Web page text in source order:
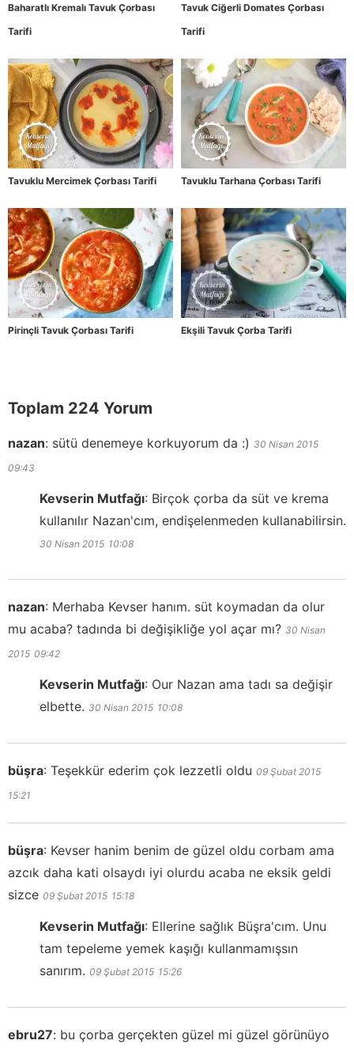
Baharatlı Kremalı Tavuk Çorbası
Tarifi
Tavuk Ciğerli Domates Çorbası
Tarifi
Tavuklu Mercimek Çorbası Tarifi Tavuklu Tarhana Çorbası Tarifi
Pirinçli Tavuk Çorbası Tarifi Ekşili Tavuk Çorba Tarifi
Toplam 224 Yorum
nazan: sütü denemeye korkuyorum da :) 30 Nisan 2015
09:43
Kevserin Mutfağı: Birçok çorba da süt ve krema
kullanılır Nazan'cım, endişelenmeden kullanabilirsin.
30 Nisan 2015 10:08
nazan: Merhaba Kevser hanım. süt koymadan da olur
mu acaba? tadında bi değişikliğe yol açar mı? 30 Nisan
2015 09:42
Kevserin Mutfağı: Our Nazan ama tadı sa değişir
elbette. 30 Nisan 2015 10:08
büşra: Teşekkür ederim çok lezzetli oldu 09 Şubat 2015
15:21
büşra: Kevser hanim benim de güzel oldu corbam ama
azcık daha kati olsaydı iyi olurdu acaba ne eksik geldi
sizce 09 Şubat 2015 15:18
Kevserin Mutfağı: Ellerine sağlık Büşra'cım. Unu
tam tepeleme yemek kaşığı kullanmamışsın
sanırım. 09 Şubat 2015 15:26
ebru27: bu çorba gerçekten güzel mi güzel görünüyo